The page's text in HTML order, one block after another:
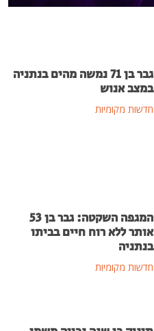
גבר בן 71 נמשה מהים בנתניה
במצב אנוש
חדשות מקומיות
המגפה השקטה: גבר בן 53
אותר ללא רוח חיים בביתו
בנתניה
חדשות מקומיות